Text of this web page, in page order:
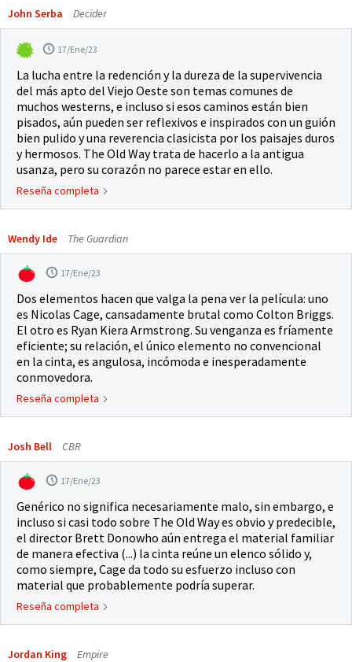
John Serba Decider
17/Ene/23
La lucha entre la redención y la dureza de la supervivencia
del más apto del Viejo Oeste son temas comunes de
muchos westerns, e incluso si esos caminos están bien
pisados, aún pueden ser reflexivos e inspirados con un guión
bien pulido y una reverencia clasicista por los paisajes duros
y hermosos. The Old Way trata de hacerlo a la antigua
usanza, pero su corazón no parece estar en ello.
Reseña completa
Wendy Ide The Guardian
17/Ene/23
Dos elementos hacen que valga la pena ver la película: uno
es Nicolas Cage, cansadamente brutal como Colton Briggs.
El otro es Ryan Kiera Armstrong. Su venganza es fríamente
eficiente; su relación, el único elemento no convencional
en la cinta, es angulosa, incómoda e inesperadamente
conmovedora.
Reseña completa
Josh Bell CBR
17/Ene/23
Genérico no significa necesariamente malo, sin embargo, e
incluso si casi todo sobre The Old Way es obvio y predecible,
el director Brett Donowho aún entrega el material familiar
de manera efectiva (...) la cinta reúne un elenco sólido y,
como siempre, Cage da todo su esfuerzo incluso con
material que probablemente podría superar.
Reseña completa
Jordan King Empire